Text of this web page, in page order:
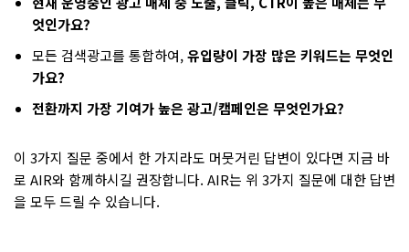
엇인가요?
모든 검색광고를 통합하여,유입량이 가장 많은 키워드는 무엇인
가요?
전환까지 가장 기여가 높은 광고/캠페인은 무엇인가요?
이 3가지 질문 중에서 한 가지라도 머뭇거린 답변이 있다면 지금 바
로 AIR와 함께하시길 권장합니다. AIR는 위 3가지 질문에 대한 답변
을 모두 드릴 수 있습니다.